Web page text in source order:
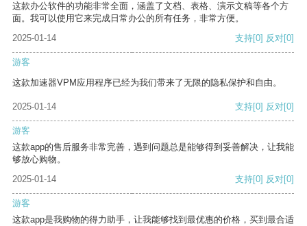
这款办公软件的功能非常全面，涵盖了文档、表格、演示文稿等各个方
面。我可以使用它来完成日常办公的所有任务，非常方便。
2025-01-14
支持[0] 反对[0]
游客
这款加速器VPM应用程序已经为我们带来了无限的隐私保护和自由。
2025-01-14 支持[0] 反对[0]
游客
这款app的售后服务非常完善，遇到问题总是能够得到妥善解决，让我能
够放心购物。
2025-01-14
支持[0] 反对[0]
游客
这款app是我购物的得力助手，让我能够找到最优惠的价格，买到最合适